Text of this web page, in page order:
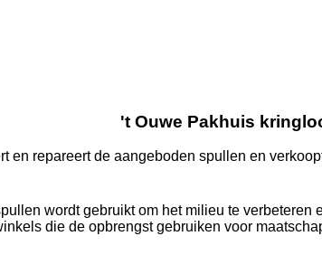
't Ouwe Pakhuis
en repareert de aangeboden spullen en
wordt gebruikt om het milieu te verbeteren
die de opbrengst gebruiken voor